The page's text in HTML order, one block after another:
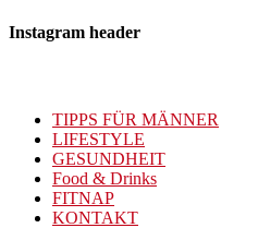
Instagram header
TIPPS FÜR MÄNNER
LIFESTYLE
GESUNDHEIT
Food & Drinks
FITNAP
KONTAKT